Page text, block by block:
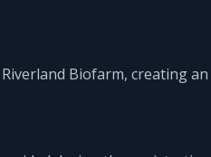
Biofarm, creating an